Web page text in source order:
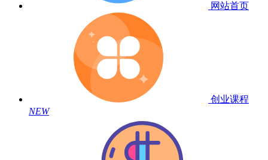
网站首页
创业课程
NEW